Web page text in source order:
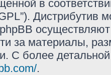
в
Дистрибутив
за материалы,
С более
.